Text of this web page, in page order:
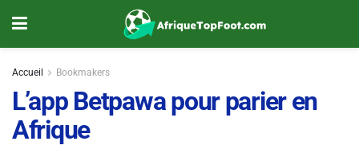
Accueil Bookmakers
L’app Betpawa pour parier en
Afrique